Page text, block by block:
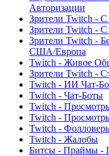
Авторизации
Зрители Twitch -
Зрители Twitch -
Зрители Twitch -
США/Европа
Twitch - Живое
Зрители Twitch -
Twitch - ИИ Чат-
Twitch - Чат-Боты
Twitch -
Twitch -
Twitch -
Twitch - Жалобы
Битсы - Праймы -